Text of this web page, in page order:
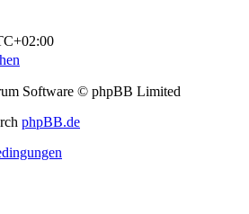
Software © phpBB Limited
phpBB.de